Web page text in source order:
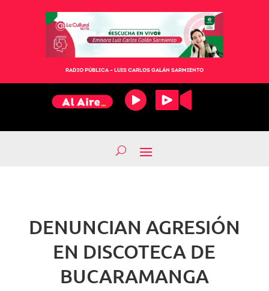
RADIO PÚBLICA – LUIS CARLOS GALÁN SARMIENTO
DENUNCIAN AGRESIÓN
EN DISCOTECA DE
BUCARAMANGA